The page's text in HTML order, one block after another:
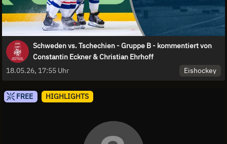
Schweden vs. Tschechien - Gruppe B - kommentiert von
Constantin Eckner & Christian Ehrhoff
18.05.26, 17:55 Uhr
Eishockey
FREE HIGHLIGHTS